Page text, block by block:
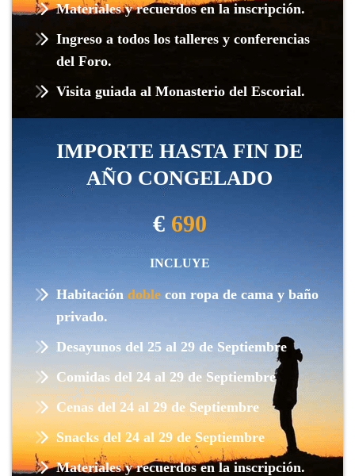
Materiales y recuerdos en la inscripción.
Ingreso a todos los talleres y conferencias
del Foro.
Visita guiada al Monasterio del Escorial.
IMPORTE HASTA FIN DE
AÑO CONGELADO
€ 690
INCLUYE
Habitación doble con ropa de cama y baño
privado.
Desayunos del 25 al 29 de Septiembre
Comidas del 24 al 29 de Septiembre
Cenas del 24 al 29 de Septiembre
Snacks del 24 al 29 de Septiembre
Materiales y recuerdos en la inscripción.